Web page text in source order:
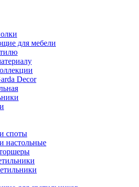
для мебели
Decor
споты
настольные